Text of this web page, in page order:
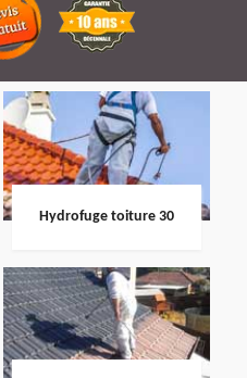
Hydrofuge toiture 30